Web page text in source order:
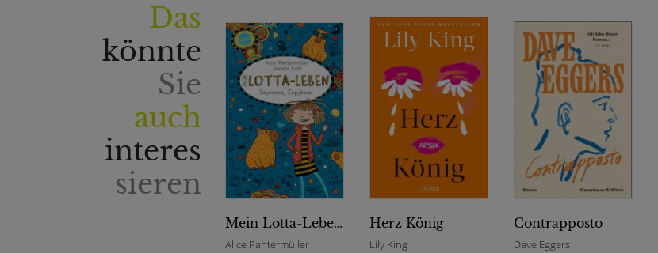
Das
könnte
Sie
auch
interes
sieren
Mein Lotta-Leben (23). Sayonara, Capybara!
Alice Pantermüller
Herz König
Lily King
Contrapposto
Dave Eggers